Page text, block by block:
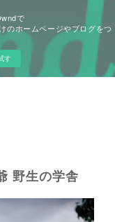
で
のホームページやブログをつ
す
野生の学舎